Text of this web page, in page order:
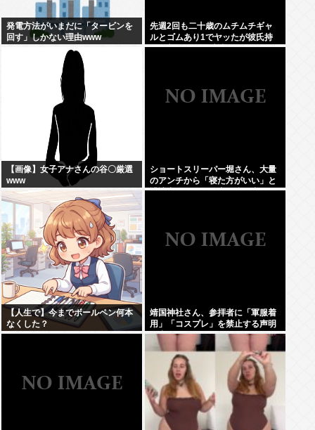
発電方法がいまだに「タービンを
回す」しかない理由www
先週2回も二十歳のムチムチギャ
ルとゴムあり1でヤッたが彼氏持
ちと判明して脳破壊されとる
【画像】女子アナさんの谷〇厳選
www
ショートスリーパー堀さん、大量
のアンチから「寝た方がいい」と
誹謗中傷され配信中に泣き出して
【人生で】今までボールペン何本
なくした？
靖国神社さん、参拝者に「軍服着
用」「コスプレ」を禁止する声明
を出してしまうwww